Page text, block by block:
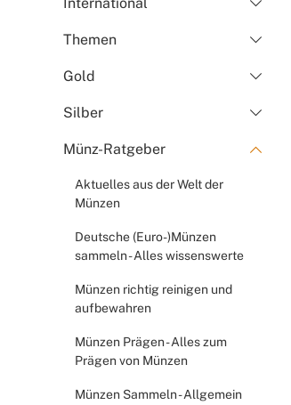
Themen
Gold
Silber
Münz-Ratgeber
Aktuelles aus der Welt der
Münzen
Deutsche (Euro-)Münzen
sammeln - Alles wissenswerte
Münzen richtig reinigen und
aufbewahren
Münzen Prägen - Alles zum
Prägen von Münzen
Münzen Sammeln - Allgemein